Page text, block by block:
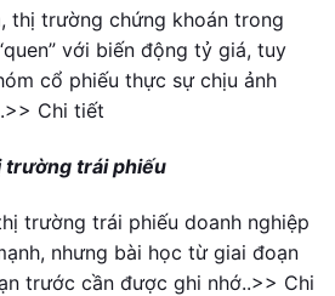
thị trường chứng khoán trong
với biến động tỷ giá, tuy
cổ phiếu thực sự chịu ảnh
Chi tiết
trường trái phiếu
trường trái phiếu doanh nghiệp
nhưng bài học từ giai đoạn
trước cần được ghi nhớ..>> Chi